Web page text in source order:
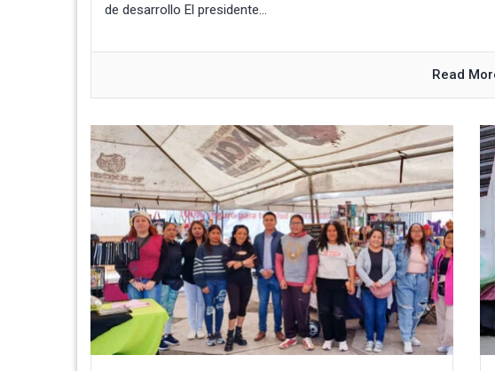
de desarrollo El presidente...
Read